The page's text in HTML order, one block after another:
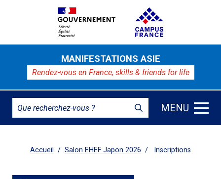
MANIFESTATIONS ASIE
Rendez-vous en France, skills & friends for life
MENU
Accueil Salon EHEF Japon 2026 Inscriptions